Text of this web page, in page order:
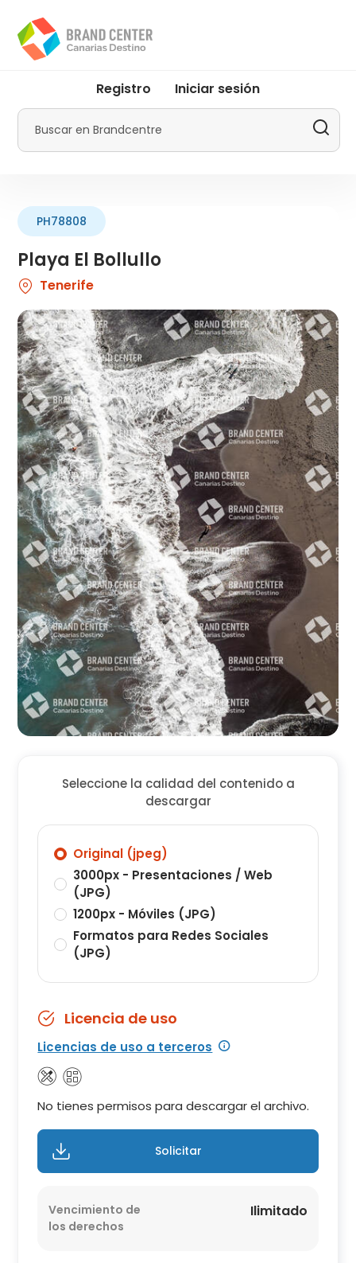
contenido
principal
menu
Promotur
Registro Iniciar sesión
Buscar
Playa El Bollullo
PH78808
Tenerife
Seleccione la calidad del contenido a
descargar
Original (jpeg)
3000px - Presentaciones / Web
(JPG)
1200px - Móviles (JPG)
Formatos para Redes Sociales
(JPG)
Licencia de uso
Licencias de uso a terceros
No tienes permisos para descargar el archivo.
Solicitar
Vencimiento de
los derechos
Ilimitado